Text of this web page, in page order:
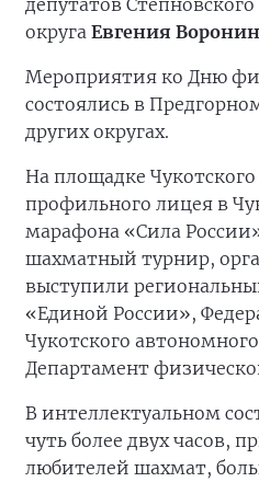
округа Евгения
Мероприятия ко Дню
состоялись в
других округах.
На площадке
профильного лицея в
марафона «Сила
шахматный турнир,
выступили
«Единой России»,
Чукотского
Департамент
В интеллектуальном
чуть более двух часов,
любителей шахмат,